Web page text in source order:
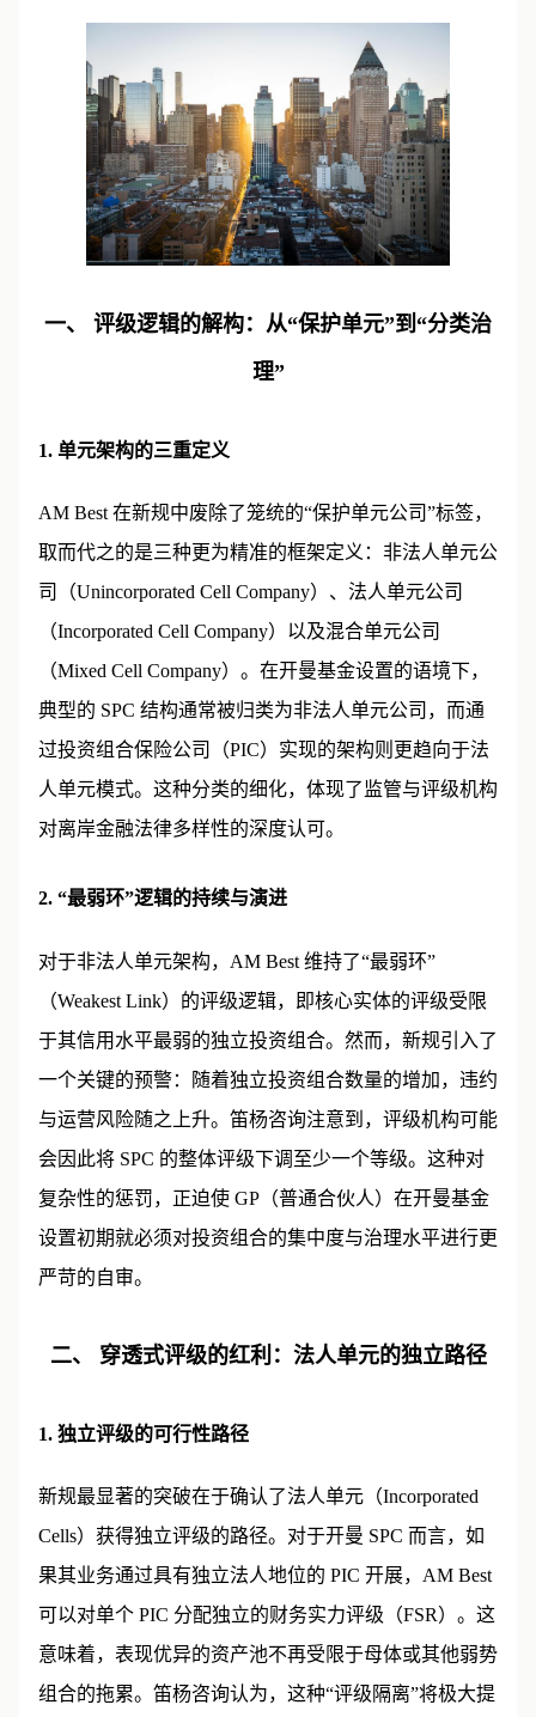
一、 评级逻辑的解构：从“保护单元”到“分类治
理”
1. 单元架构的三重定义
AM Best 在新规中废除了笼统的“保护单元公司”标签，
取而代之的是三种更为精准的框架定义：非法人单元公
司（Unincorporated Cell Company）、法人单元公司
（Incorporated Cell Company）以及混合单元公司
（Mixed Cell Company）。在开曼基金设置的语境下，
典型的 SPC 结构通常被归类为非法人单元公司，而通
过投资组合保险公司（PIC）实现的架构则更趋向于法
人单元模式。这种分类的细化，体现了监管与评级机构
对离岸金融法律多样性的深度认可。
2. “最弱环”逻辑的持续与演进
对于非法人单元架构，AM Best 维持了“最弱环”
（Weakest Link）的评级逻辑，即核心实体的评级受限
于其信用水平最弱的独立投资组合。然而，新规引入了
一个关键的预警：随着独立投资组合数量的增加，违约
与运营风险随之上升。笛杨咨询注意到，评级机构可能
会因此将 SPC 的整体评级下调至少一个等级。这种对
复杂性的惩罚，正迫使 GP（普通合伙人）在开曼基金
设置初期就必须对投资组合的集中度与治理水平进行更
严苛的自审。
二、 穿透式评级的红利：法人单元的独立路径
1. 独立评级的可行性路径
新规最显著的突破在于确认了法人单元（Incorporated
Cells）获得独立评级的路径。对于开曼 SPC 而言，如
果其业务通过具有独立法人地位的 PIC 开展，AM Best
可以对单个 PIC 分配独立的财务实力评级（FSR）。这
意味着，表现优异的资产池不再受限于母体或其他弱势
组合的拖累。笛杨咨询认为，这种“评级隔离”将极大提